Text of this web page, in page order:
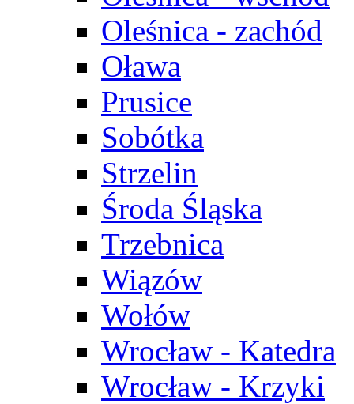
Oleśnica - zachód
Oława
Prusice
Sobótka
Strzelin
Środa Śląska
Trzebnica
Wiązów
Wołów
Wrocław - Katedra
Wrocław - Krzyki